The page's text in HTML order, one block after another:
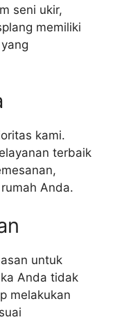
seni ukir,
memiliki
kami.
terbaik
Anda.
untuk
Anda tidak
melakukan